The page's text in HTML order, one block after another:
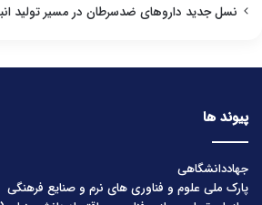
نسل جدید داروهای ضدسرطان در مسیر تولید
پیوند ها
جهاددانشگاهی
پارک ملی علوم و فناوری های نرم و صنایع فرهنگی